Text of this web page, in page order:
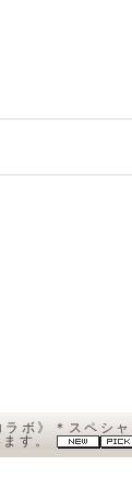
ボ》＊スペシャ
す。